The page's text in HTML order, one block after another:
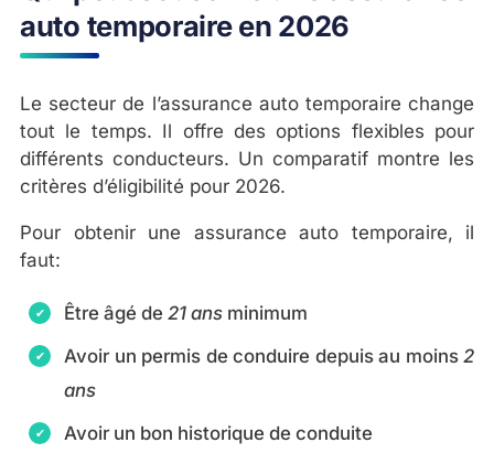
auto temporaire en 2026
Le secteur de l’assurance auto temporaire change
tout le temps. Il offre des options flexibles pour
différents conducteurs. Un comparatif montre les
critères d’éligibilité pour 2026.
Pour obtenir une assurance auto temporaire, il
faut:
Être âgé de 21 ans minimum
Avoir un permis de conduire depuis au moins 2
ans
Avoir un bon historique de conduite